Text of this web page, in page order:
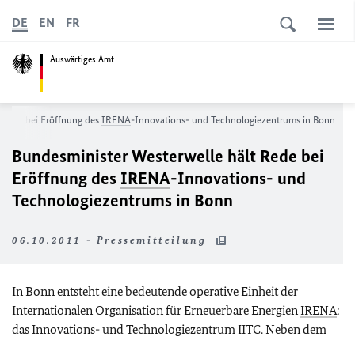
Auswärtiges Amt
DE EN FR
bei Eröffnung des IRENA-Innovations- und Technologiezentrums in Bonn
Bundesminister Westerwelle hält Rede bei
Eröffnung des IRENA-Innovations- und
Technologiezentrums in Bonn
06.10.2011 - Pressemitteilung
In Bonn entsteht eine bedeutende operative Einheit der
Internationalen Organisation für Erneuerbare EnergienIRENA:
das Innovations- und Technologiezentrum IITC. Neben dem